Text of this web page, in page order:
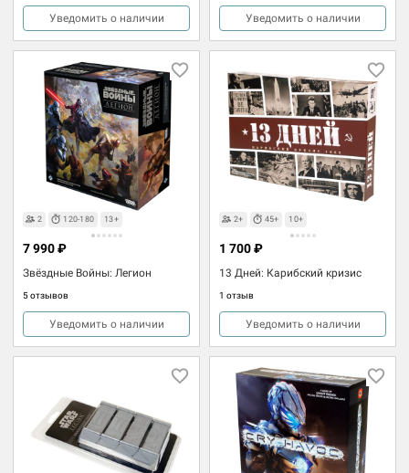
Уведомить о наличии Уведомить о наличии
2 120-180 13+
Звёздные Войны: Легион
5 отзывов
7 990 ₽
Уведомить о наличии
2+ 45+ 10+
13 Дней: Карибский кризис
1 отзыв
1 700 ₽
Уведомить о наличии